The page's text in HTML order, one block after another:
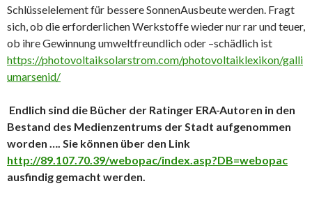
Schlüsselelement für bessere SonnenAusbeute werden. Fragt
sich, ob die erforderlichen Werkstoffe wieder nur rar und teuer,
ob ihre Gewinnung umweltfreundlich oder –schädlich ist
https://photovoltaiksolarstrom.com/photovoltaiklexikon/galli
umarsenid/
Endlich sind die Bücher der Ratinger ERA-Autoren in den
Bestand des Medienzentrums der Stadt aufgenommen
worden …. Sie können über den Link
http://89.107.70.39/webopac/index.asp?DB=webopac
ausfindig gemacht werden.